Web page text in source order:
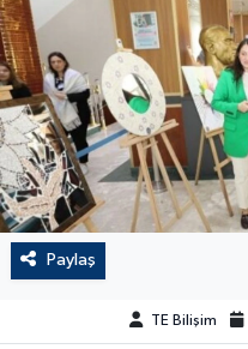
Paylaş
TE Bilişim